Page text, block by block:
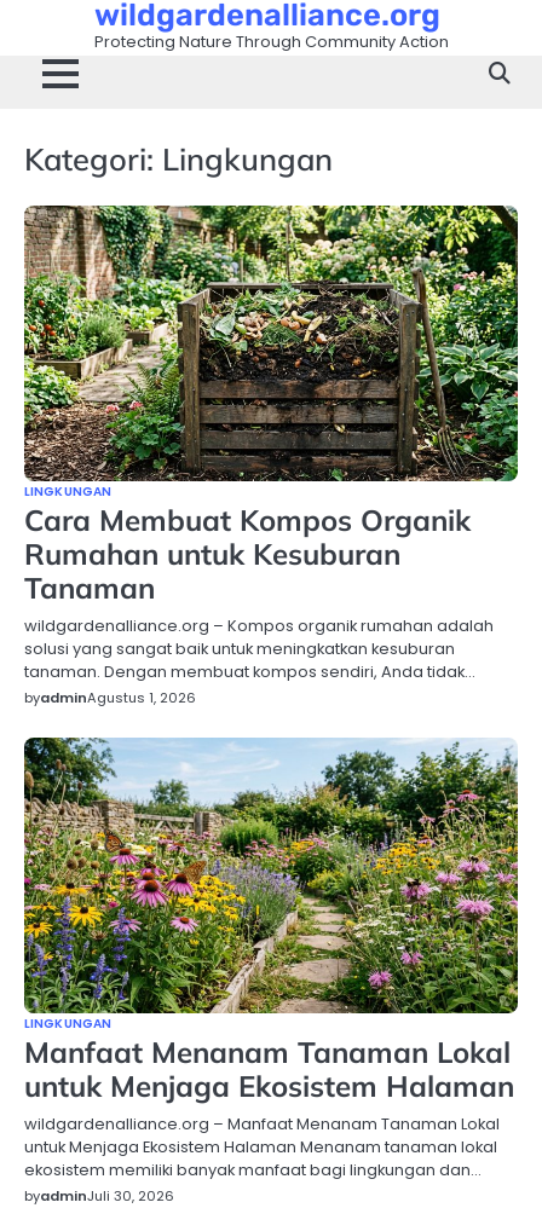
content
wildgardenalliance.org
Protecting Nature Through Community Action
Kategori: Lingkungan
LINGKUNGAN
Cara Membuat Kompos Organik
Rumahan untuk Kesuburan
Tanaman
wildgardenalliance.org – Kompos organik rumahan adalah
solusi yang sangat baik untuk meningkatkan kesuburan
tanaman. Dengan membuat kompos sendiri, Anda tidak…
byadminAgustus 1, 2026
LINGKUNGAN
Manfaat Menanam Tanaman Lokal
untuk Menjaga Ekosistem Halaman
wildgardenalliance.org – Manfaat Menanam Tanaman Lokal
untuk Menjaga Ekosistem Halaman Menanam tanaman lokal
ekosistem memiliki banyak manfaat bagi lingkungan dan…
byadminJuli 30, 2026